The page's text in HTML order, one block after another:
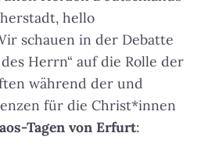
hello
schauen in der Debatte
Herrn“ auf die Rolle der
während der und
für die Christ*innen
Tagen von Erfurt: